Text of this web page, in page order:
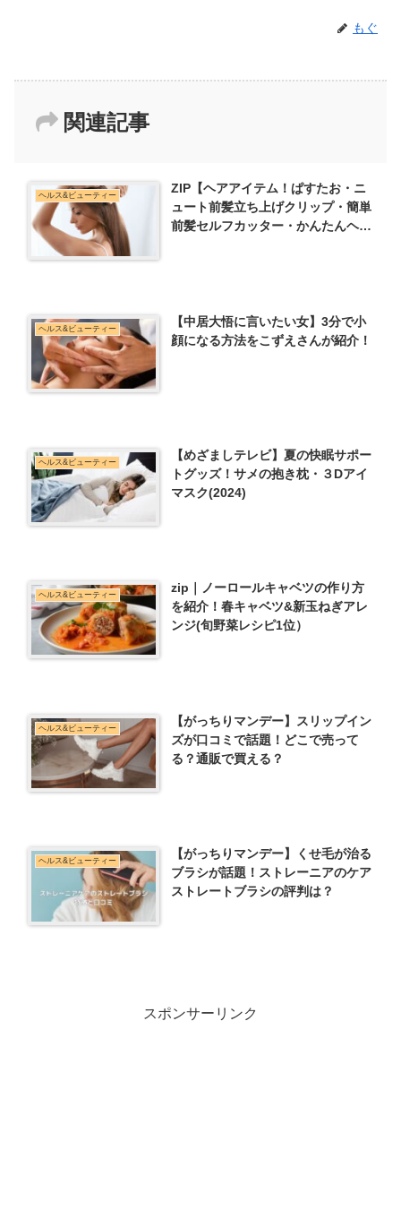
もぐ
関連記事
ヘルス&ビューティー
ZIP【ヘアアイテム！ぱすたお・ニ
ュート前髪立ち上げクリップ・簡単
前髪セルフカッター・かんたんヘア
ヘルス&ビューティー
【中居大悟に言いたい女】3分で小
顔になる方法をこずえさんが紹介！
ヘルス&ビューティー
【めざましテレビ】夏の快眠サポー
トグッズ！サメの抱き枕・３Dアイ
マスク(2024)
ヘルス&ビューティー
zip｜ノーロールキャベツの作り方
を紹介！春キャベツ&新玉ねぎアレ
ンジ(旬野菜レシピ1位）
ヘルス&ビューティー
【がっちりマンデー】スリップイン
ズが口コミで話題！どこで売って
る？通販で買える？
ヘルス&ビューティー
【がっちりマンデー】くせ毛が治る
ブラシが話題！ストレーニアのケア
ストレートブラシの評判は？
スポンサーリンク